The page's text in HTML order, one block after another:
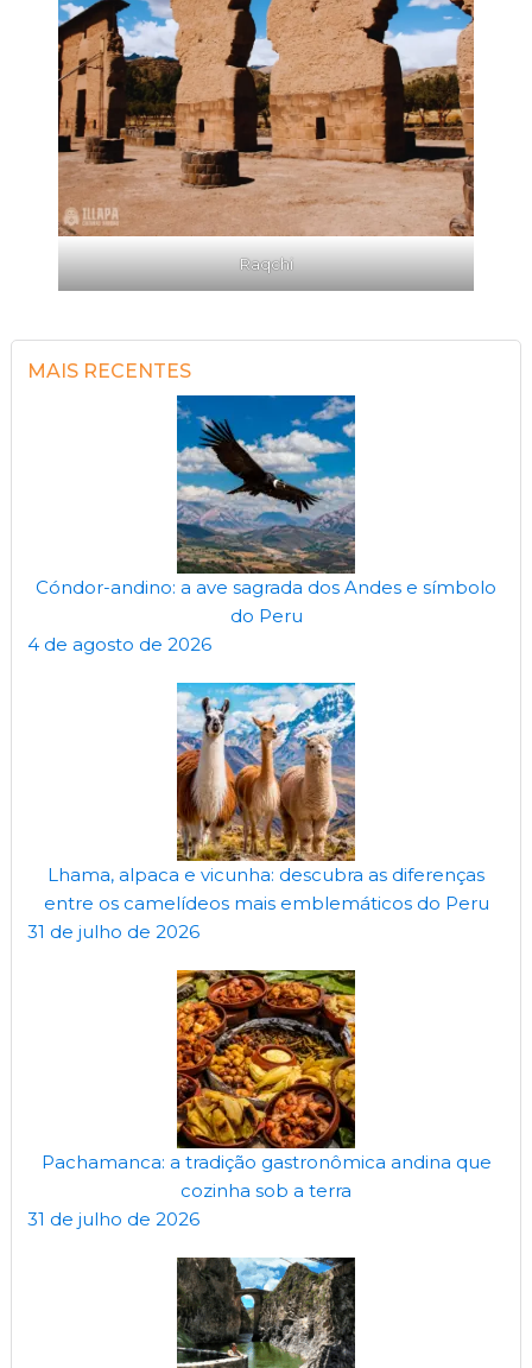
Raqchi
MAIS RECENTES
Cóndor-andino: a ave sagrada dos Andes e símbolo
do Peru
4 de agosto de 2026
Lhama, alpaca e vicunha: descubra as diferenças
entre os camelídeos mais emblemáticos do Peru
31 de julho de 2026
Pachamanca: a tradição gastronômica andina que
cozinha sob a terra
31 de julho de 2026